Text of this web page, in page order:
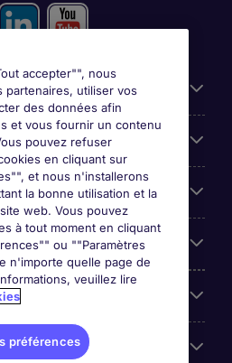
accepter"", nous
partenaires, utiliser vos
des données afin
et vous fournir un contenu
pouvez refuser
en cliquant sur
et nous n'installerons
la bonne utilisation et la
web. Vous pouvez
à tout moment en cliquant
ou ""Paramètres
n'importe quelle page de
veuillez lire
préférences